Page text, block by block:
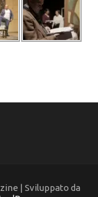
| Sviluppato da